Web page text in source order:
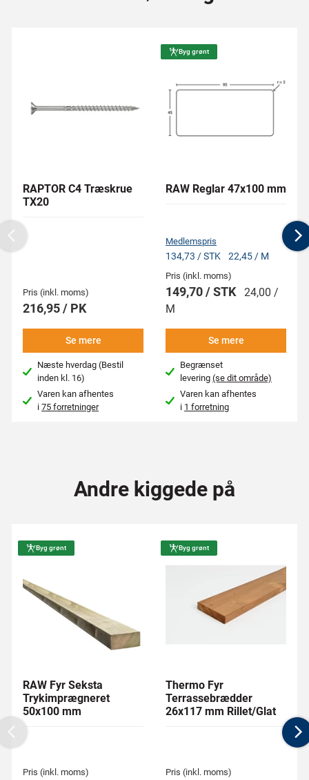
RAPTOR C4 Træskrue
TX20
Pris (inkl. moms)
216,95 / PK
Se mere
Næste hverdag (Bestil
inden kl. 16)
Varen kan afhentes
i75 forretninger
Byg grønt
RAW Reglar 47x100 mm
Medlemspris
134,73 / STK 22,45 / M
Pris (inkl. moms)
149,70 / STK 24,00 /
M
Se mere
Begrænset
levering(se dit område)
Varen kan afhentes
i 1 forretning
Previous
Andre kiggede på
Byg grønt
RAW Fyr Seksta
Trykimprægneret
50x100 mm
Pris (inkl. moms)
Byg grønt
Thermo Fyr
Terrassebrædder
26x117 mm Rillet/Glat
Pris (inkl. moms)
Previous